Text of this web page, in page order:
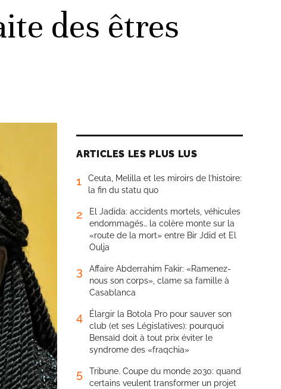
des êtres
ARTICLES LES PLUS LUS
1
Ceuta, Melilla et les miroirs de l’histoire:
la fin du statu quo
2
El Jadida: accidents mortels, véhicules
endommagés… la colère monte sur la
«route de la mort» entre Bir Jdid et El
Oulja
3
Affaire Abderrahim Fakir: «Ramenez-
nous son corps», clame sa famille à
Casablanca
4
Élargir la Botola Pro pour sauver son
club (et ses Législatives): pourquoi
Bensaïd doit à tout prix éviter le
syndrome des «fraqchia»
5
Tribune. Coupe du monde 2030: quand
certains veulent transformer un projet